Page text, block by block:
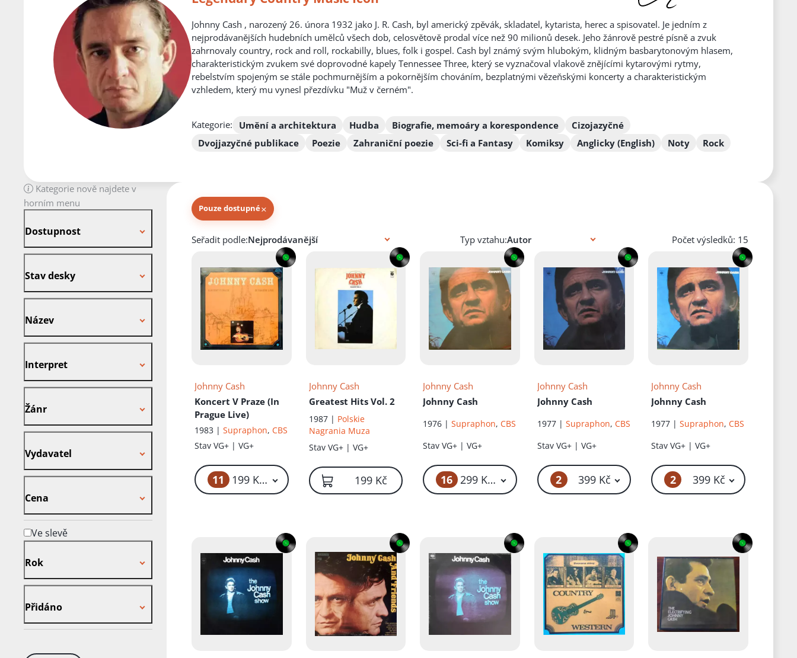
Johnny Cash , narozený 26. února 1932 jako J. R. Cash, byl americký zpěvák, skladatel, kytarista, herec a spisovatel. Je jedním z
nejprodávanějších hudebních umělců všech dob, celosvětově prodal více než 90 milionů desek. Jeho žánrově pestré písně a zvuk
zahrnovaly country, rock and roll, rockabilly, blues, folk i gospel. Cash byl známý svým hlubokým, klidným basbarytonovým hlasem,
charakteristickým zvukem své doprovodné kapely Tennessee Three, který se vyznačoval vlakově znějícími kytarovými rytmy,
rebelstvím spojeným se stále pochmurnějším a pokornějším chováním, bezplatnými vězeňskými koncerty a charakteristickým
vzhledem, který mu vynesl přezdívku "Muž v černém".
Kategorie: Umění a architektura Hudba Biografie, memoáry a korespondence
Cizojazyčné
Dvojjazyčné publikace
Poezie Zahraniční poezie Sci-fi a Fantasy Komiksy Anglicky (English) Noty Rock
Kategorie nově najdete v
horním menu
Dostupnost
Stav desky
Název
Interpret
Žánr
Vydavatel
Cena
Ve slevě
Rok
Přidáno
Pouze dostupné×
Knihy autora
Seřadit podle: Typ vztahu: Počet výsledků: 15
Johnny Cash
Koncert V Praze (In
Prague Live)
1983 |Supraphon,CBS
StavVG+ | VG+
11 199 Kč – 299 Kč
Johnny Cash
Greatest Hits Vol. 2
1987 | Polskie
Nagrania Muza
Stav VG+ | VG+
199 Kč
Johnny Cash
Johnny Cash
1976 |Supraphon,CBS
StavVG+ | VG+
16 299 Kč – 399 Kč
Johnny Cash
Johnny Cash
1977 | Supraphon, CBS
Stav VG+ | VG+
2 399 Kč
Johnny Cash
Johnny Cash
1977 |Supraphon,CBS
StavVG+ | VG+
2 399 Kč